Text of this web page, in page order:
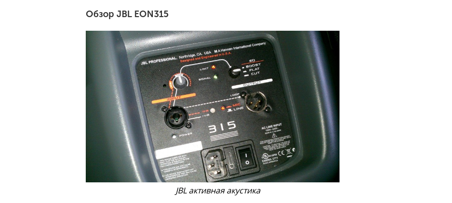
Обзор JBL EON315
JBL активная акустика